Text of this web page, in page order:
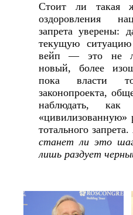
Стоит ли такая
оздоровления
запрета уверены:
текущую
вейп — это не
новый, более
пока власти
законопроекта,
наблюдать,
«цивилизованную»
тотального запрета.
станет ли это
лишь раздует